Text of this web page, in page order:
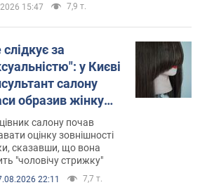
15:47 7,9 т.
за
у Києві
салону
образив жінку
хімієтерапії,
скандал.
салону почав
оцінку зовнішності
сказавши, що вона
"чоловічу стрижку"
22:11 7,7 т.